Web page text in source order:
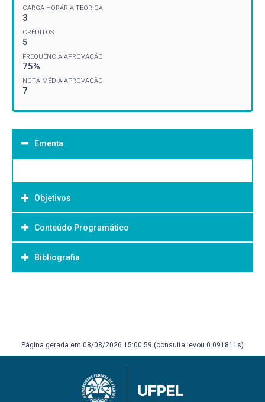
CARGA HORÁRIA TEÓRICA
3
CRÉDITOS
5
FREQUÊNCIA APROVAÇÃO
75%
NOTA MÉDIA APROVAÇÃO
7
Ementa
Objetivos
Objetivo Geral:
Conteúdo Programático
Bibliografia
Página gerada em 08/08/2026 15:00:59 (consulta levou 0.091811s)